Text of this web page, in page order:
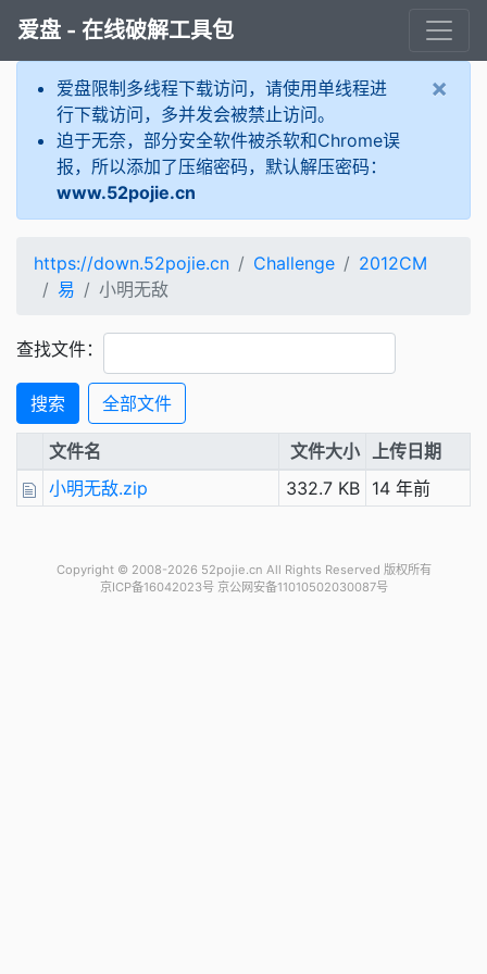
爱盘 - 在线破解工具包
爱盘限制多线程下载访问，请使用单线程进
行下载访问，多并发会被禁止访问。
迫于无奈，部分安全软件被杀软和Chrome误
报，所以添加了压缩密码，默认解压密码：
www.52pojie.cn
×
https://down.52pojie.cn Challenge
2012CM
易
小明无敌
查找文件：
搜索 全部文件
文件名 文件大小 上传日期
小明无敌.zip
332.7 KB 14 年前
Copyright © 2008-2026 52pojie.cn All Rights Reserved 版权所有
京ICP备16042023号 京公网安备11010502030087号